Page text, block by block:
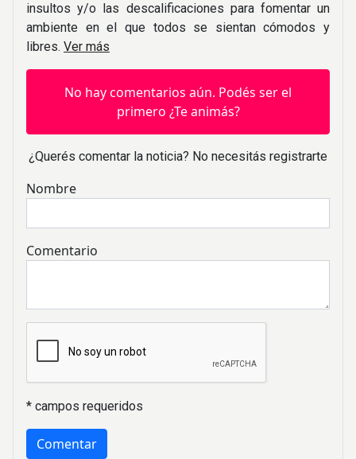
insultos y/o las descalificaciones para fomentar un
ambiente en el que todos se sientan cómodos y
libres. Ver más
No hay comentarios aún. Podés ser el
primero ¿Te animás?
¿Querés comentar la noticia? No necesitás registrarte
Nombre
Comentario
* campos requeridos